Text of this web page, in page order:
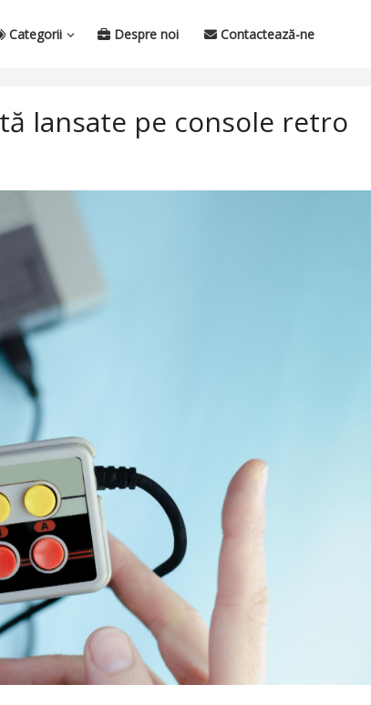
Categorii Despre noi Contactează-ne
lansate pe console retro